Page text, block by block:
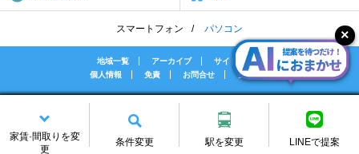
家賃·間取りを変
更
条件変更 駅を変更 LINEで提案
スマートフォン パソコン
地域一覧 アーカイブ
サイトマップ
個人情報
免責 お問合せ 会社案内
(C) CHINTAI Corporation All rights reserved.
[PR]賃貸物件の疑問解決！教えてエイブルAGENT
[PR]賃貸生活の工夫を紹介！CHINTAI情報局